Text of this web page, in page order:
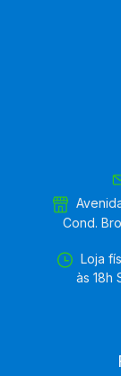
Cond.
Loja
às 18h